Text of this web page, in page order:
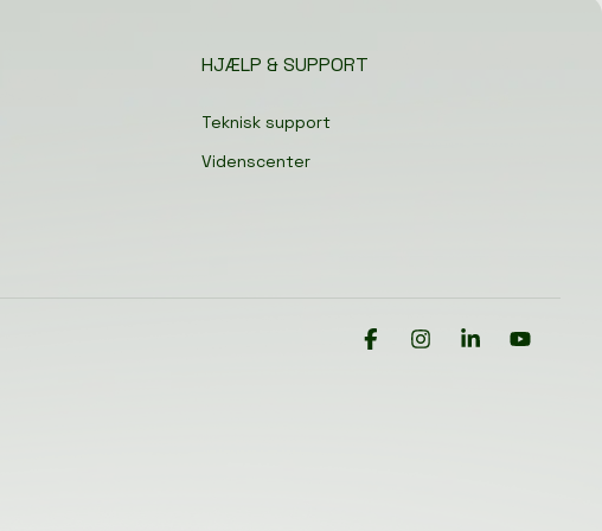
HJÆLP & SUPPORT
Teknisk support
Videnscenter
FacebookInstagramLinkedin